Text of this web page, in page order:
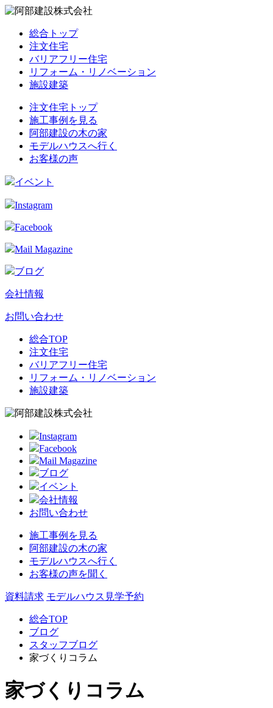
総合トップ
注文住宅
バリアフリー住宅
リフォーム・リノベーション
施設建築
注文住宅トップ
施工事例を見る
阿部建設の木の家
モデルハウスへ行く
お客様の声
イベント
Instagram
Facebook
Mail Magazine
ブログ
会社情報
お問い合わせ
総合TOP
注文住宅
バリアフリー住宅
リフォーム・リノベーション
施設建築
Instagram
Facebook
Mail Magazine
ブログ
イベント
会社情報
お問い合わせ
施工事例を見る
阿部建設の木の家
モデルハウスへ行く
お客様の声を聞く
資料請求 モデルハウス見学予約
総合TOP
ブログ
スタッフブログ
家づくりコラム
家づくりコラム